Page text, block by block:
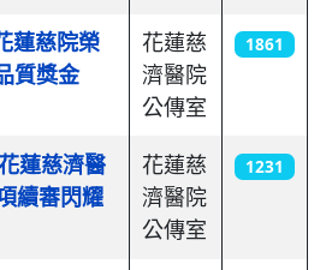
蓮慈院榮
質獎金
花蓮慈
濟醫院
公傳室
1861
蓮慈濟醫
續審閃耀
花蓮慈
濟醫院
公傳室
1231